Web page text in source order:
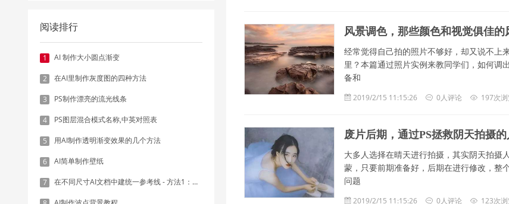
阅读排行
1 AI 制作大小圆点渐变
2 在AI里制作灰度图的四种方法
3 PS制作漂亮的流光线条
4 PS图层混合模式名称,中英对照表
5 用AI制作透明渐变效果的几个方法
6 AI简单制作壁纸
7 在不同尺寸AI文档中建统一参考线 - 方法1：对齐和分布
风景调色，那些颜色和视觉俱佳
经常觉得自己拍的照片不够好，却又说不上
里？本篇通过照片实例来教同学们，如何调
备和
2019/2/15 11:15:26 0人评论 197次
废片后期，通过PS拯救阴天拍摄的
大多人选择在晴天进行拍摄，其实阴天拍摄
蒙，只要前期准备好，后期在进行修改，整
问题
2019/2/15 11:15:26 0人评论 123次